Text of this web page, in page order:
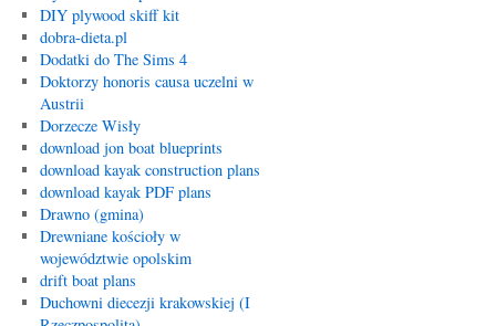
DIY plywood skiff kit
dobra-dieta.pl
Dodatki do The Sims 4
Doktorzy honoris causa uczelni w
Austrii
Dorzecze Wisły
download jon boat blueprints
download kayak construction plans
download kayak PDF plans
Drawno (gmina)
Drewniane kościoły w
województwie opolskim
drift boat plans
Duchowni diecezji krakowskiej (I